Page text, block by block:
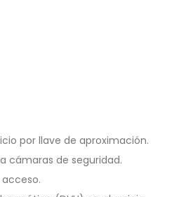
por llave de aproximación.
cámaras de seguridad.